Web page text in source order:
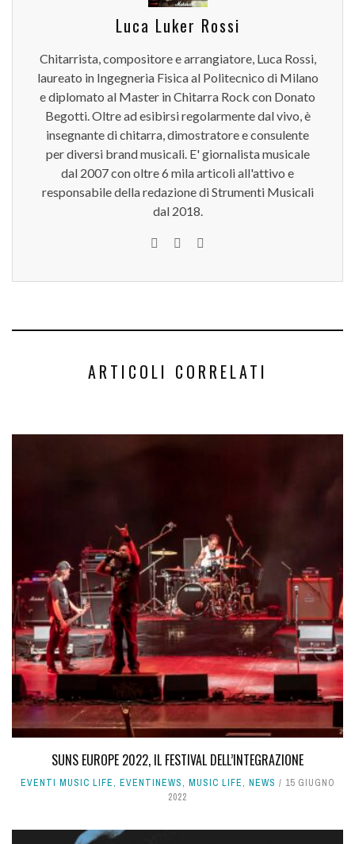
Luca Luker Rossi
Chitarrista, compositore e arrangiatore, Luca Rossi,
laureato in Ingegneria Fisica al Politecnico di Milano
e diplomato al Master in Chitarra Rock con Donato
Begotti. Oltre ad esibirsi regolarmente dal vivo, è
insegnante di chitarra, dimostratore e consulente
per diversi brand musicali. E' giornalista musicale
dal 2007 con oltre 6 mila articoli all'attivo e
responsabile della redazione di Strumenti Musicali
dal 2018.
ARTICOLI CORRELATI
SUNS EUROPE 2022, IL FESTIVAL DELL’INTEGRAZIONE
EVENTI MUSIC LIFE, EVENTINEWS, MUSIC LIFE, NEWS
15 GIUGNO
2022